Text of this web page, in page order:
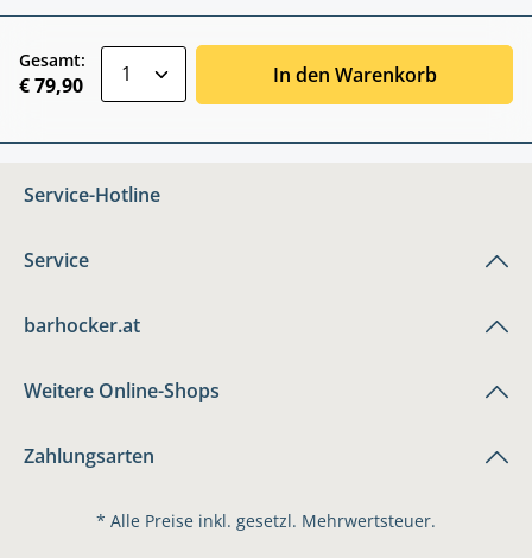
Gesamt:
€ 79,90 In den Warenkorb
Service-Hotline
Service
barhocker.at
Weitere Online-Shops
Zahlungsarten
* Alle Preise inkl. gesetzl. Mehrwertsteuer.